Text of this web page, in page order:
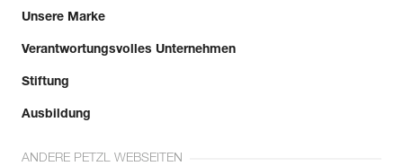
Unsere Marke
Verantwortungsvolles Unternehmen
Stiftung
Ausbildung
ANDERE PETZL WEBSEITEN